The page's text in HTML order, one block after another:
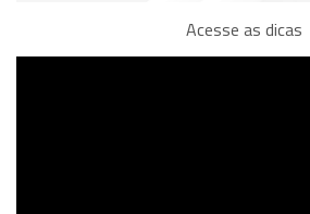
Acesse as dicas